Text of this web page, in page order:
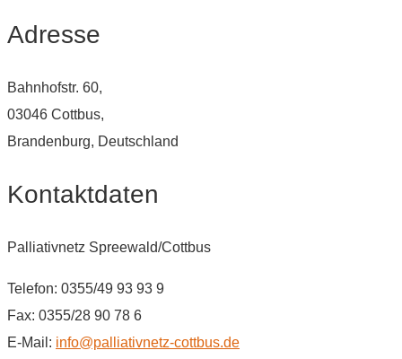
Adresse
Bahnhofstr. 60,
03046 Cottbus,
Brandenburg, Deutschland
Kontaktdaten
Palliativnetz Spreewald/Cottbus
Telefon: 0355/49 93 93 9
Fax: 0355/28 90 78 6
E-Mail: info@palliativnetz-cottbus.de